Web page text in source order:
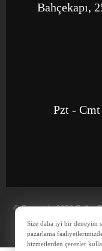
Bahçekapı,
Pzt -
© Copyright 2026Çağrı
Size daha iyi bir deneyim
pazarlama
hizmetlerden çerezler